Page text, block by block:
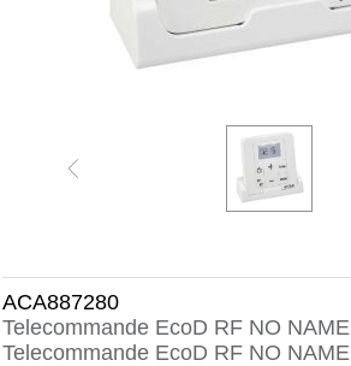
ACA887280
Telecommande EcoD RF NO NAME
Telecommande EcoD RF NO NAME